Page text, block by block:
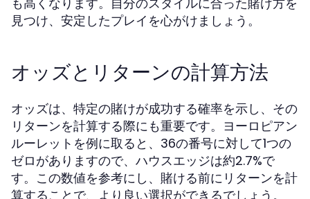
見つけ、安定したプレイを心がけましょう。
オッズとリターンの計算方法
オッズは、特定の賭けが成功する確率を示し、その
リターンを計算する際にも重要です。ヨーロピアン
ルーレットを例に取ると、36の番号に対して1つの
ゼロがありますので、ハウスエッジは約2.7%で
す。この数値を参考にし、賭ける前にリターンを計
算することで、より良い選択ができるでしょう。